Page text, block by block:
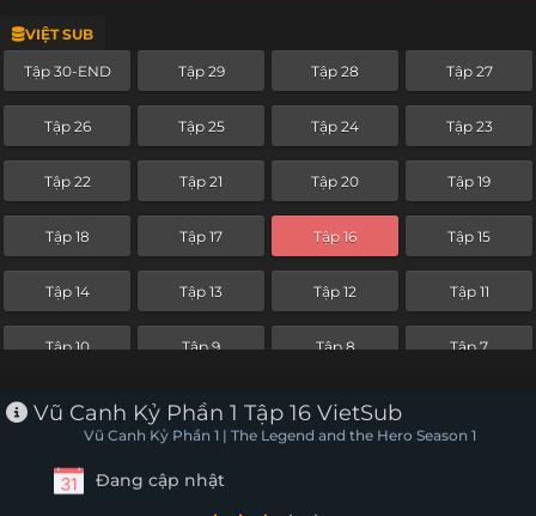
VIỆT SUB
Tập 30-END Tập 29 Tập 28 Tập 27
Tập 26 Tập 25 Tập 24 Tập 23
Tập 22 Tập 21 Tập 20 Tập 19
Tập 18 Tập 17 Tập 16 Tập 15
Tập 14 Tập 13 Tập 12 Tập 11
Tập 10 Tập 9 Tập 8 Tập 7
Tập 6 Tập 5 Tập 4
Vũ Canh Kỷ Phần 1 Tập 16 VietSub
Vũ Canh Kỷ Phần 1 | The Legend and the Hero Season 1
Đang cập nhật